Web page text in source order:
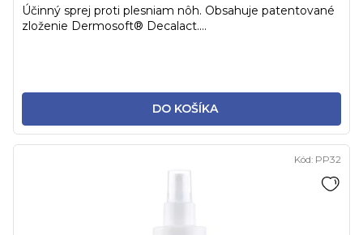
DO KOŠÍKA
Účinný sprej proti plesniam nôh. Obsahuje patentované
zloženie Dermosoft® Decalact....
Kód: PP32